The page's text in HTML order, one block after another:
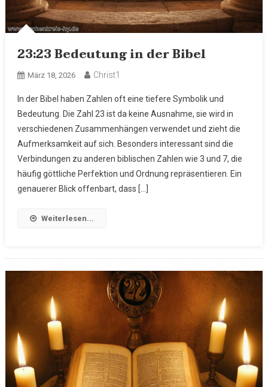
23:23 Bedeutung in der Bibel
März 18, 2026 Christ1
In der Bibel haben Zahlen oft eine tiefere Symbolik und
Bedeutung. Die Zahl 23 ist da keine Ausnahme, sie wird in
verschiedenen Zusammenhängen verwendet und zieht die
Aufmerksamkeit auf sich. Besonders interessant sind die
Verbindungen zu anderen biblischen Zahlen wie 3 und 7, die
häufig göttliche Perfektion und Ordnung repräsentieren. Ein
genauerer Blick offenbart, dass […]
Weiterlesen...